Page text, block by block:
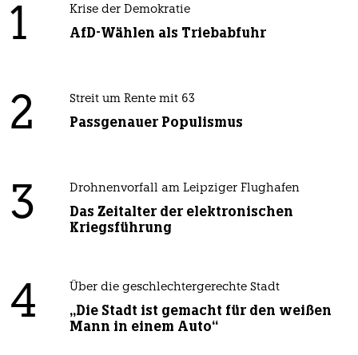
1 Krise der Demokratie
AfD-Wählen als Triebabfuhr
2 Streit um Rente mit 63
Passgenauer Populismus
3 Drohnenvorfall am Leipziger Flughafen
Das Zeitalter der elektronischen
Kriegsführung
4 Über die geschlechtergerechte Stadt
„Die Stadt ist gemacht für den weißen
Mann in einem Auto“